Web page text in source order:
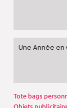
Une Année en
Tote bags
Objets